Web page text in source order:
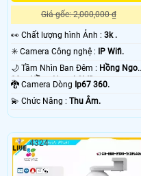
Giá gốc: 2,000,000 ₫
️👀 Chất lượng hình Ảnh : 3k .
✳️ Camera Công nghệ :
IP Wifi.
🌙 Tầm Nhìn Ban Đêm : Hồng
30m Hồng Ngoại SMD.
🐉️ Camera Dòng Ip67 360.
️💫 Chức Năng : Thu Âm.
4324